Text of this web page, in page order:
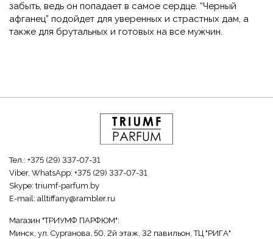
забыть, ведь он попадает в самое сердце. “Черный
афганец” подойдет для уверенных и страстных дам, а
также для брутальных и готовых на все мужчин.
Тел.: +375 (29) 337-07-31
Viber, WhatsApp: +375 (29) 337-07-31
Skype: triumf-parfum.by
E-mail: alltiffany@rambler.ru
Магазин "ТРИУМФ ПАРФЮМ":
Минск, ул. Сурганова, 50, 2й этаж, 32 павильон, ТЦ "РИГА"